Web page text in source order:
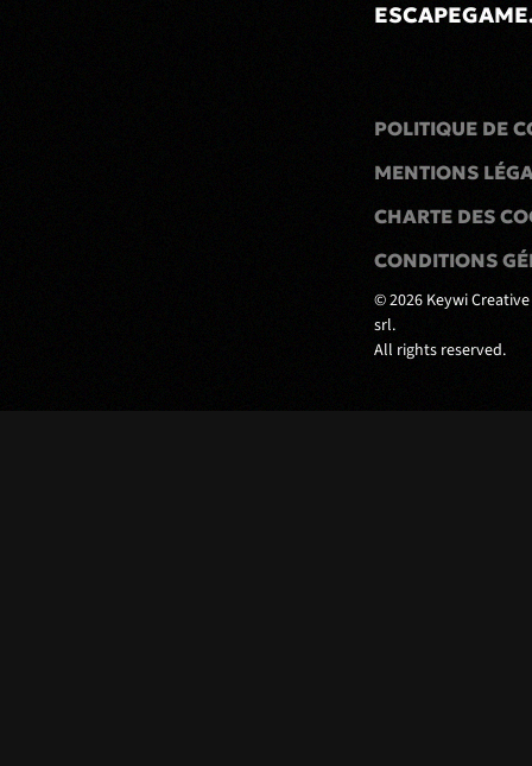
POLITIQUE DE
MENTIONS
CHARTE DES
CONDITIONS
©2026 Keywi
srl.
All rights reserved.